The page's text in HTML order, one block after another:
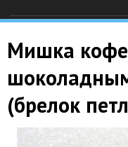
Мишка
(брелок